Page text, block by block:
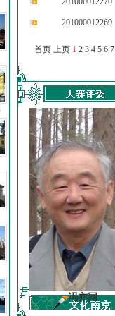
201000012269
首页 上页 1 2 3 4 5 6 7
冯亦同